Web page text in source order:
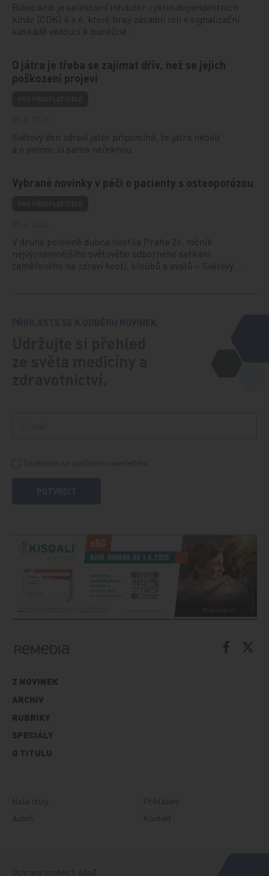
Ribociklib je selektivní inhibitor cyklin‑dependentních
kináz (CDK) 4 a 6, které hrají zásadní roli v signalizační
kaskádě vedoucí k buněčné…
O játra je třeba se zajímat dřív, než se jejich
poškození projeví
Světový den zdraví jater připomíná, že játra nebolí
a o pomoc si sama neřeknou.
Vybrané novinky v péči o pacienty s osteoporózou
V druhé polovině dubna hostila Praha 26. ročník
nejvýznamnějšího světového odborného setkání
zaměřeného na zdraví kostí, kloubů a svalů – Světový…
Z NOVINEK
ARCHIV
RUBRIKY
SPECIÁLY
O TITULU
Naše tituly
Autoři
Přihlášení
Kontakt
Ochrana osobních údajů